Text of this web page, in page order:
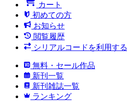
カート
初めての方
お知らせ
閲覧履歴
シリアルコードを利用する
無料・セール作品
新刊一覧
新刊雑誌一覧
ランキング